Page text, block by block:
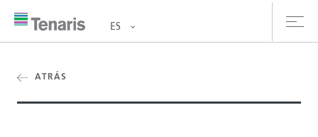
y Servicios
ES
ATRÁS